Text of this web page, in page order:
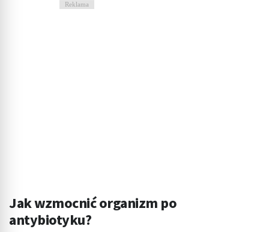
Reklama
Jak wzmocnić organizm po
antybiotyku?